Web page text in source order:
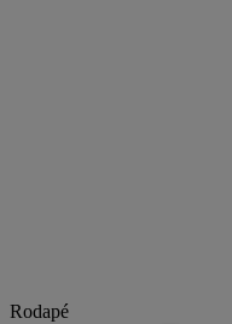
Rodapé